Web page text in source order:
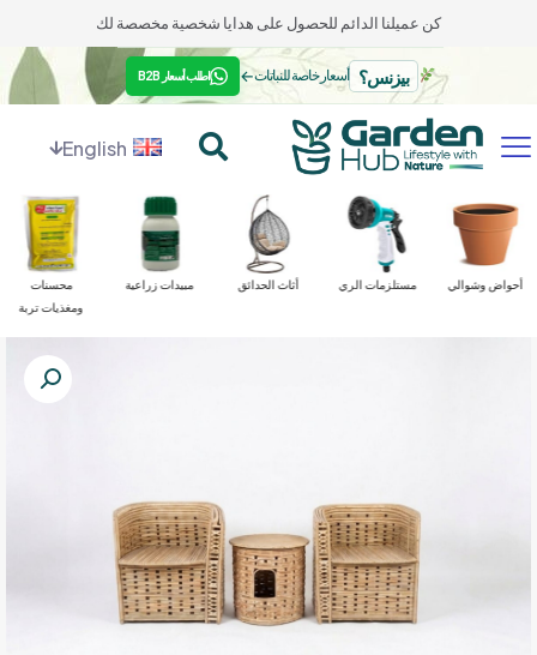
كن عميلنا الدائم للحصول على هدايا شخصية مخصصة لك
بيزنس؟ أسعار خاصة للنباتات← اطلب أسعار B2B
English
محسنات
ومغذيات تربة
مبيدات زراعية أثاث الحدائق مستلزمات الري أحواض وشوالي